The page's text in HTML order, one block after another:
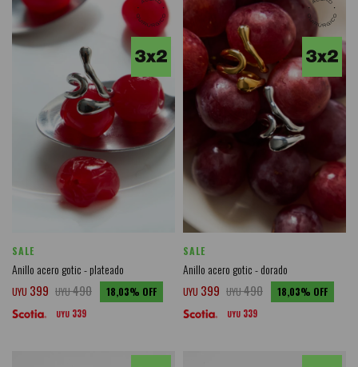
SALE
Anillo acero gotic - plateado
UYU 399 UYU490 18,03
UYU 339
SALE
Anillo acero gotic - dorado
UYU 399 UYU490 18,03
UYU 339